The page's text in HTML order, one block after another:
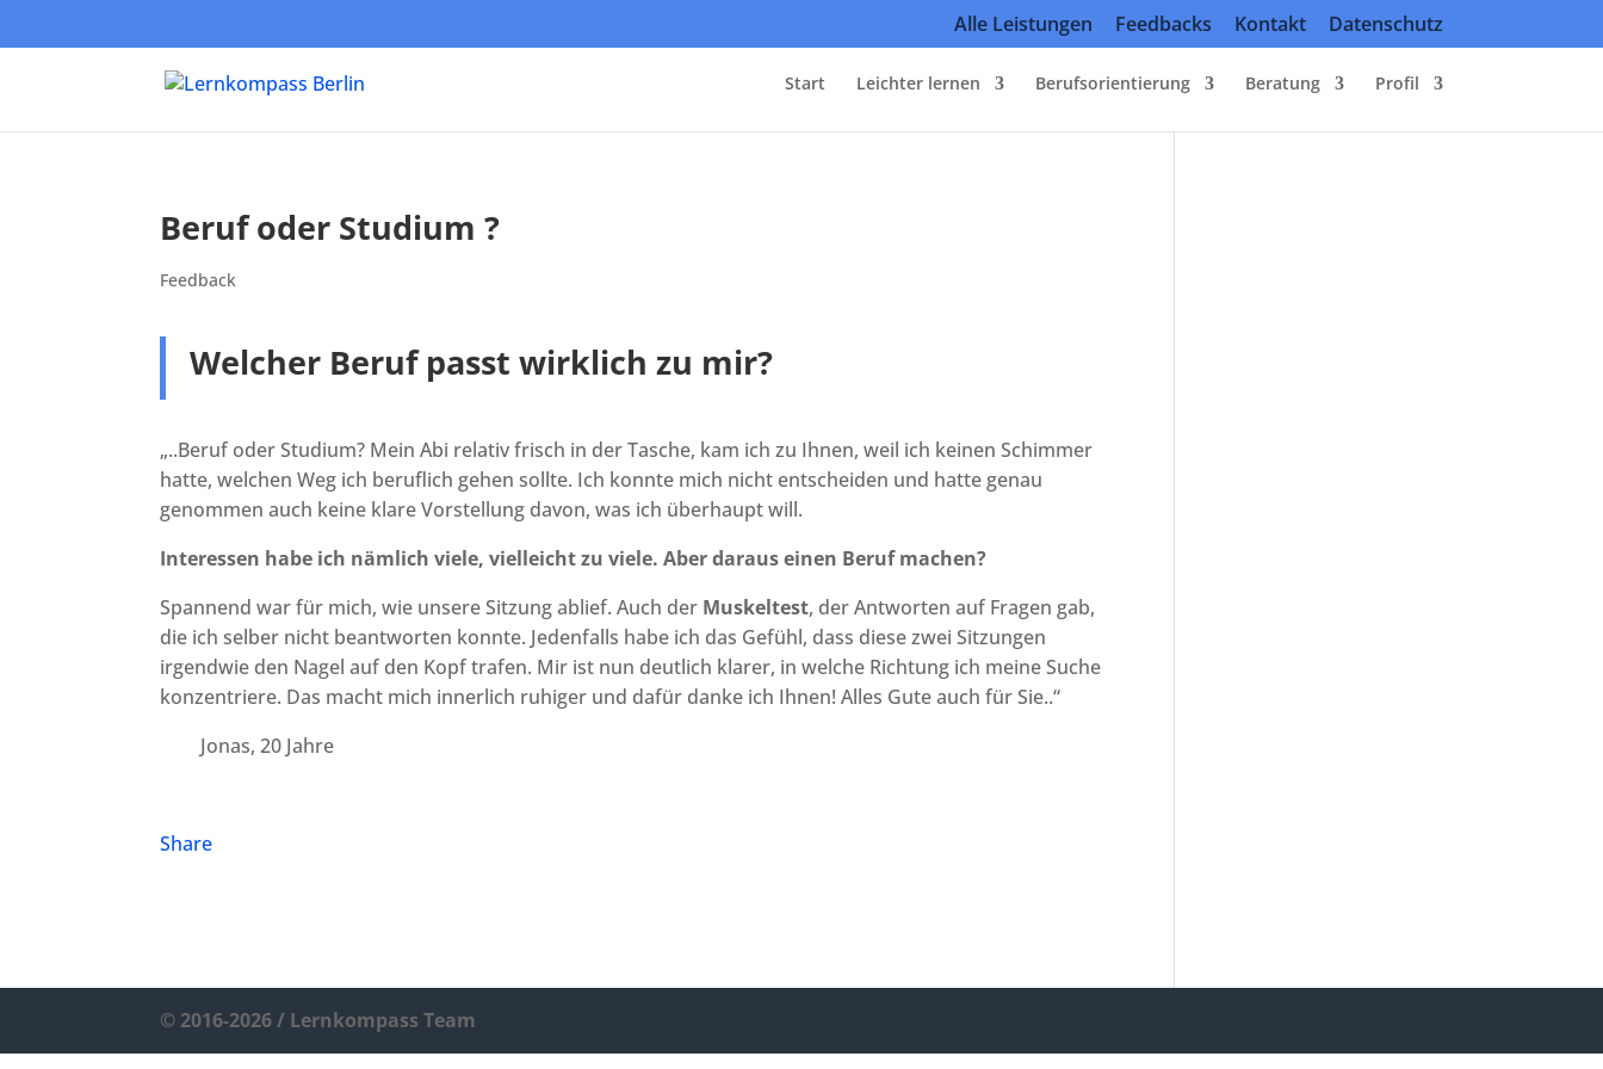
Alle Leistungen Feedbacks Kontakt Datenschutz
Start Leichter lernen Berufsorientierung Beratung Profil
Beruf oder Studium ?
Feedback
Welcher Beruf passt wirklich zu mir?
„..Beruf oder Studium? Mein Abi relativ frisch in der Tasche, kam ich zu Ihnen, weil ich keinen Schimmer
hatte, welchen Weg ich beruflich gehen sollte. Ich konnte mich nicht entscheiden und hatte genau
genommen auch keine klare Vorstellung davon, was ich überhaupt will.
Interessen habe ich nämlich viele, vielleicht zu viele. Aber daraus einen Beruf machen?
Spannend war für mich, wie unsere Sitzung ablief. Auch der Muskeltest, der Antworten auf Fragen gab,
die ich selber nicht beantworten konnte. Jedenfalls habe ich das Gefühl, dass diese zwei Sitzungen
irgendwie den Nagel auf den Kopf trafen. Mir ist nun deutlich klarer, in welche Richtung ich meine Suche
konzentriere. Das macht mich innerlich ruhiger und dafür danke ich Ihnen! Alles Gute auch für Sie..“
Jonas, 20 Jahre
Share
© 2016-2026 / Lernkompass Team